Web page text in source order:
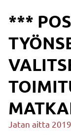
***
Jatan aitta 2019